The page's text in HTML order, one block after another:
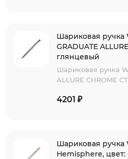
Шариковая ручка
GRADUATE
глянцевый
Шариковая ручка
ALLURE CHROME
4201 ₽
Шариковая ручка
Hemisphere, цвет: